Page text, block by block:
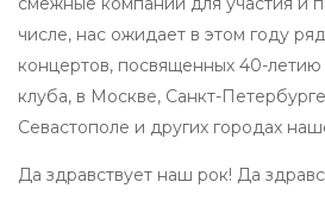
числе, нас ожидает в этом году
концертов, посвященных 40-летию
клуба, в Москве, Санкт-
Севастополе и других городах
Да здравствует наш рок! Да